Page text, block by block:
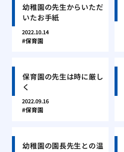
幼稚園の先生からいただ
いたお手紙
2022.10.14
保育園
保育園の先生は時に厳し
く
2022.09.16
保育園
幼稚園の園長先生との温